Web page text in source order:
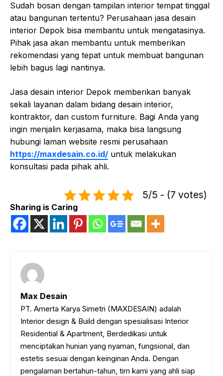
Sudah bosan dengan tampilan interior tempat tinggal
atau bangunan tertentu? Perusahaan jasa desain
interior Depok bisa membantu untuk mengatasinya.
Pihak jasa akan membantu untuk memberikan
rekomendasi yang tepat untuk membuat bangunan
lebih bagus lagi nantinya.
Jasa desain interior Depok memberikan banyak
sekali layanan dalam bidang desain interior,
kontraktor, dan custom furniture. Bagi Anda yang
ingin menjalin kerjasama, maka bisa langsung
hubungi laman website resmi perusahaan
https://maxdesain.co.id/ untuk melakukan
konsultasi pada pihak ahli.
5/5 - (7 votes)
Sharing is Caring
Max Desain
PT. Amerta Karya Simetri (MAXDESAIN) adalah
Interior design & Build dengan spesialisasi Interior
Residential & Apartment, Berdedikasi untuk
menciptakan hunian yang nyaman, fungsional, dan
estetis sesuai dengan keinginan Anda. Dengan
pengalaman bertahun-tahun, tim kami yang ahli siap